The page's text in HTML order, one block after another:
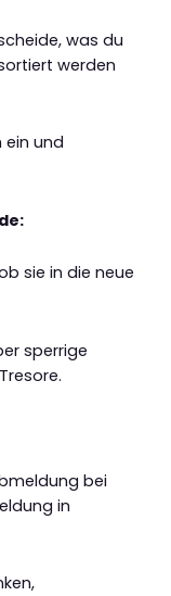
was du
werden
ein und
sie in die neue
sperrige
bei
in